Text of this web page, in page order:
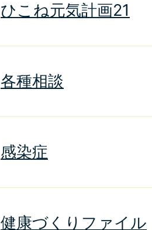
ひこね元気計画21
各種相談
感染症
健康づくりファイル